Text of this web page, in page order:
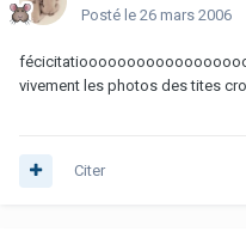
Posté le 26 mars 2006
vivement les photos des tites
Citer